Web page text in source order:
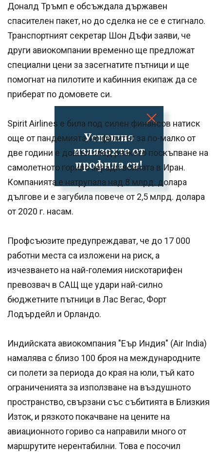
Успешно
излязохте от
профила си!
Доналд Тръмп е обсъждала държавен
спасителен пакет, но до сделка не се е стигнало.
Транспортният секретар Шон Дъфи заяви, че
други авиокомпании временно ще предложат
специални цени за засегнатите пътници и ще
помогнат на пилотите и кабинния екипаж да се
приберат по домовете си.
Spirit Airlines е била под силен финансов натиск
още от пандемията, но фалитът за по-малко от
две години е дошъл след рязкото поскъпване на
самолетното гориво заради войната в Иран.
Компанията е натрупала над 8 млрд. долара
дългове и е загубила повече от 2,5 млрд. долара
от 2020 г. насам.
Профсъюзите предупреждават, че до 17 000
работни места са изложени на риск, а
изчезването на най-големия нискотарифен
превозвач в САЩ ще удари най-силно
бюджетните пътници в Лас Вегас, Форт
Лодърдейл и Орландо.
Индийската авиокомпания "Еър Индия" (Air India)
намалява с близо 100 броя на международните
си полети за периода до края на юли, тъй като
ограниченията за използване на въздушното
пространство, свързани със събитията в Близкия
Изток, и рязкото покачване на цените на
авиационното гориво са направили много от
маршрутите нерентабилни. Това е посочил